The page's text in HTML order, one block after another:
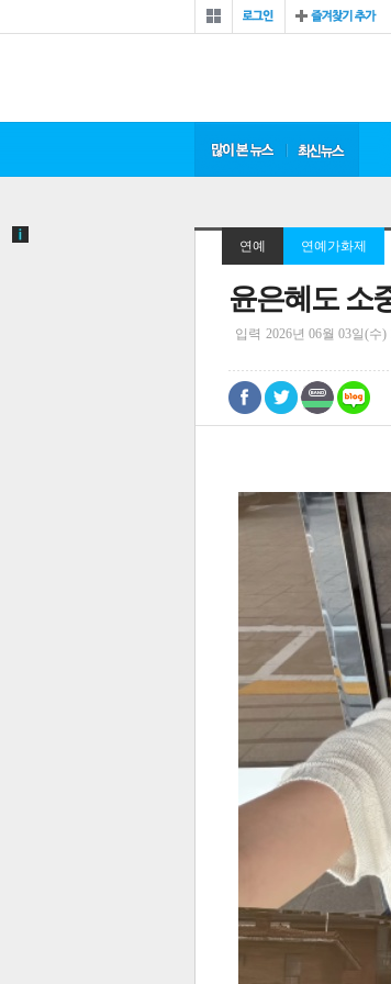
즐겨찾기
많이 본 뉴스 최신 뉴스
연예 연예가화제
윤은혜도 소
입력 2026년 06월 03일(수)
페이 트위 밴드
댓글
0